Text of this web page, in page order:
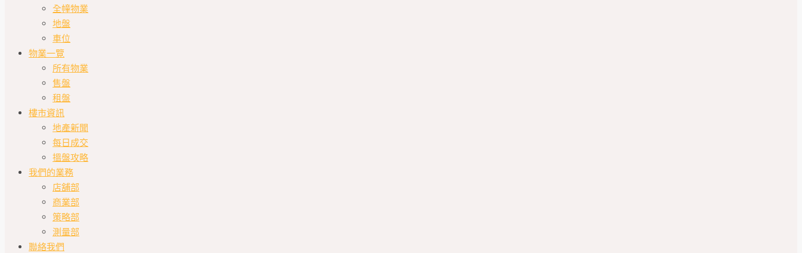
全幢物業
地盤
車位
物業一覽
所有物業
售盤
租盤
樓市資訊
地產新聞
每日成交
搵盤攻略
我們的業務
店舖部
商業部
策略部
測量部
聯絡我們